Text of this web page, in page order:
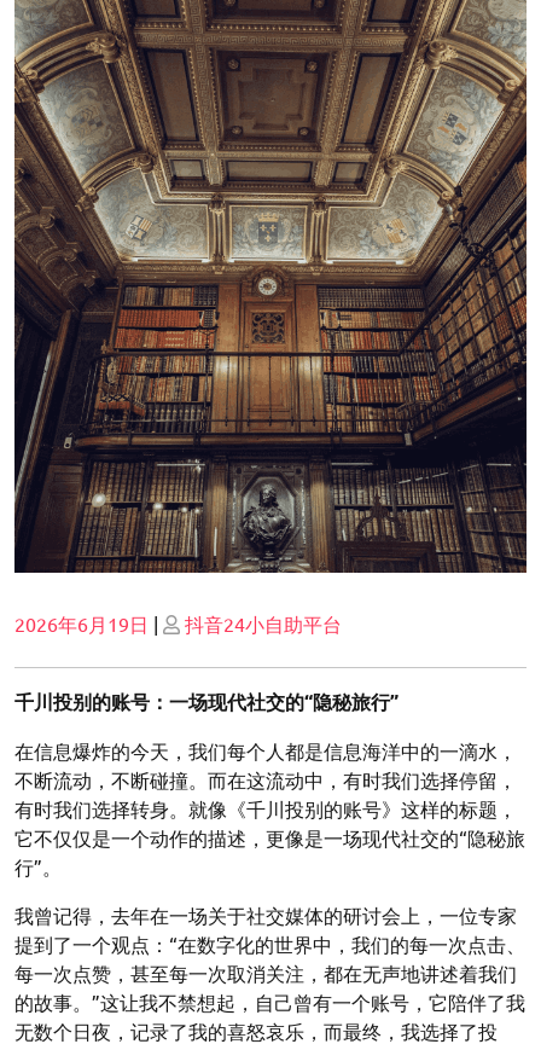
Posted
2026年6月19日 | Posted
抖音24小自助平台
千川投别的账号：一场现代社交的“隐秘旅行”
在信息爆炸的今天，我们每个人都是信息海洋中的一滴水，
不断流动，不断碰撞。而在这流动中，有时我们选择停留，
有时我们选择转身。就像《千川投别的账号》这样的标题，
它不仅仅是一个动作的描述，更像是一场现代社交的“隐秘旅
行”。
我曾记得，去年在一场关于社交媒体的研讨会上，一位专家
提到了一个观点：“在数字化的世界中，我们的每一次点击、
每一次点赞，甚至每一次取消关注，都在无声地讲述着我们
的故事。”这让我不禁想起，自己曾有一个账号，它陪伴了我
无数个日夜，记录了我的喜怒哀乐，而最终，我选择了投